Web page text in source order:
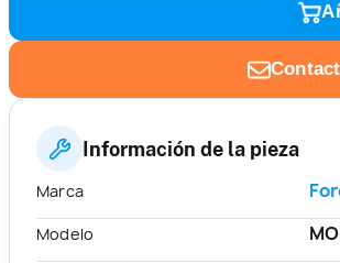
Información de la pieza
Marca
Modelo